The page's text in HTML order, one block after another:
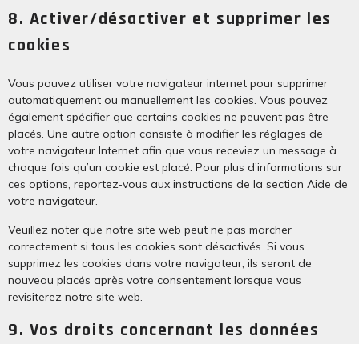
8. Activer/désactiver et supprimer les
cookies
Vous pouvez utiliser votre navigateur internet pour supprimer
automatiquement ou manuellement les cookies. Vous pouvez
également spécifier que certains cookies ne peuvent pas être
placés. Une autre option consiste à modifier les réglages de
votre navigateur Internet afin que vous receviez un message à
chaque fois qu’un cookie est placé. Pour plus d’informations sur
ces options, reportez-vous aux instructions de la section Aide de
votre navigateur.
Veuillez noter que notre site web peut ne pas marcher
correctement si tous les cookies sont désactivés. Si vous
supprimez les cookies dans votre navigateur, ils seront de
nouveau placés après votre consentement lorsque vous
revisiterez notre site web.
9. Vos droits concernant les données